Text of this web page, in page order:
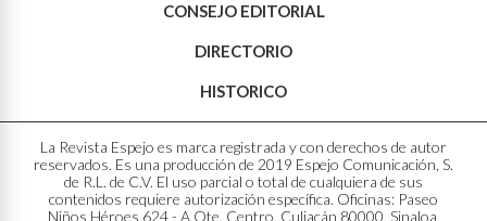
CONSEJO EDITORIAL
DIRECTORIO
HISTORICO
La Revista Espejo es marca registrada y con derechos de autor
reservados. Es una producción de 2019 Espejo Comunicación, S.
de R.L. de C.V. El uso parcial o total de cualquiera de sus
contenidos requiere autorización específica. Oficinas: Paseo
Niños Héroes 624 - A Ote. Centro. Culiacán 80000, Sinaloa,